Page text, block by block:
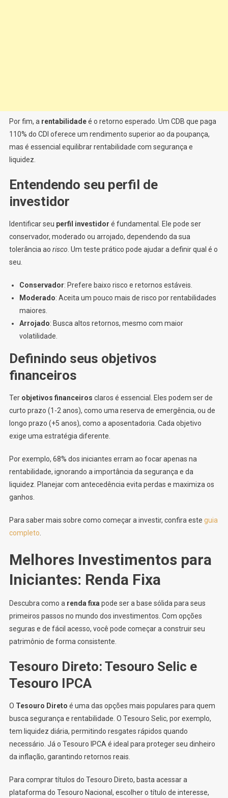
Por fim, a rentabilidadeé o retorno esperado. Um CDB que paga
110% do CDI oferece um rendimento superior ao da poupança,
mas é essencial equilibrar rentabilidade com segurança e
liquidez.
Entendendo seu perfil de
investidor
Identificar seu perfil investidor é fundamental. Ele pode ser
conservador, moderado ou arrojado, dependendo da sua
tolerância ao risco . Um teste prático pode ajudar a definir qual é o
seu.
Conservador: Prefere baixo risco e retornos estáveis.
Moderado: Aceita um pouco mais de risco por rentabilidades
maiores.
Arrojado: Busca altos retornos, mesmo com maior
volatilidade.
Definindo seus objetivos
financeiros
Ter objetivos financeiros claros é essencial. Eles podem ser de
curto prazo (1-2 anos), como uma reserva de emergência, ou de
longo prazo (+5 anos), como a aposentadoria. Cada objetivo
exige uma estratégia diferente.
Por exemplo, 68% dos iniciantes erram ao focar apenas na
rentabilidade, ignorando a importância da segurança e da
liquidez. Planejar com antecedência evita perdas e maximiza os
ganhos.
Para saber mais sobre como começar a investir, confira este guia
completo
Melhores Investimentos para
Iniciantes: Renda Fixa
Descubra como a renda fixa pode ser a base sólida para seus
primeiros passos no mundo dos investimentos. Com opções
seguras e de fácil acesso, você pode começar a construir seu
patrimônio de forma consistente.
Tesouro Direto: Tesouro Selic e
Tesouro IPCA
O Tesouro Direto é uma das opções mais populares para quem
busca segurança e rentabilidade. O Tesouro Selic, por exemplo,
tem liquidez diária, permitindo resgates rápidos quando
necessário. Já o Tesouro IPCA é ideal para proteger seu dinheiro
da inflação, garantindo retornos reais.
Para comprar títulos do Tesouro Direto, basta acessar a
plataforma do Tesouro Nacional, escolher o título de interesse,